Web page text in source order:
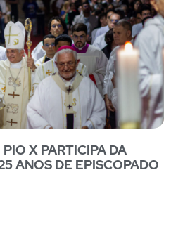
X PARTICIPA DA
ANOS DE EPISCOPADO